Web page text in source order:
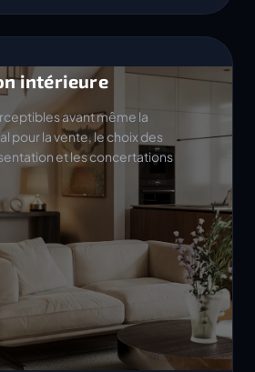
intérieure
avant même la
pour la vente, le choix des
et les concertations